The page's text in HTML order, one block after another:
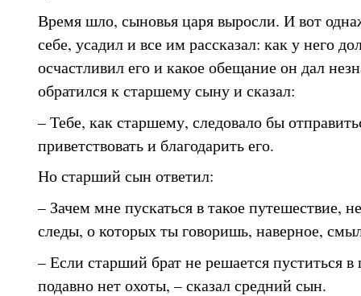
Время шло, сыновья царя выросли. И вот
себе, усадил и все им рассказал: как у него
осчастливил его и какое обещание он дал
обратился к старшему сыну и сказал:
– Тебе, как старшему, следовало бы
приветствовать и благодарить его.
Но старший сын ответил:
– Зачем мне пускаться в такое путешествие,
следы, о которых ты говоришь, наверное,
– Если старший брат не решается пуститься в
подавно нет охоты, – сказал средний сын.